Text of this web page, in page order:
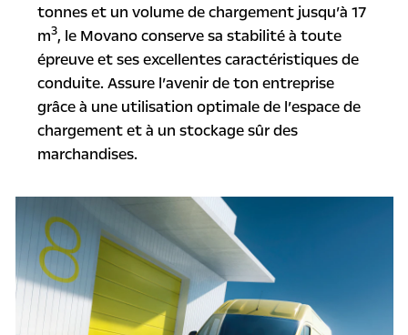
tonnes et un volume de chargement jusqu’à 17
m3, le Movano conserve sa stabilité à toute
épreuve et ses excellentes caractéristiques de
conduite. Assure l’avenir de ton entreprise
grâce à une utilisation optimale de l’espace de
chargement et à un stockage sûr des
marchandises.